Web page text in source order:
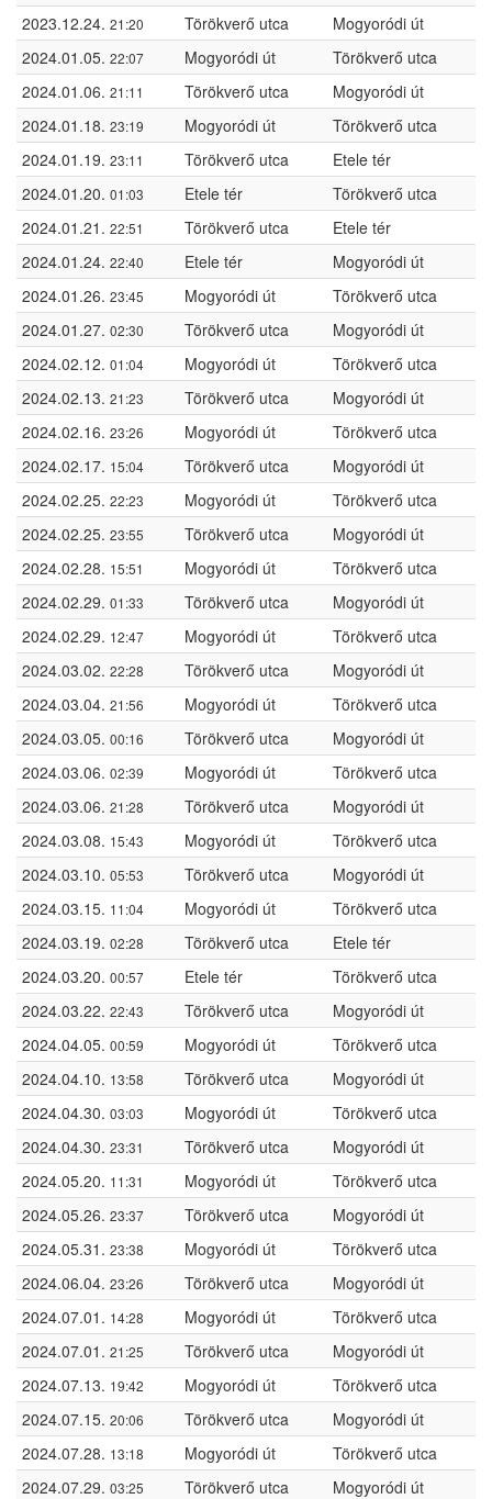
2023.12.24. 21:20 Törökverő utca
Mogyoródi út
2024.01.05. 22:07 Mogyoródi út
Törökverő utca
2024.01.06. 21:11 Törökverő utca
Mogyoródi út
2024.01.18. 23:19 Mogyoródi út
Törökverő utca
2024.01.19. 23:11 Törökverő utca
Etele tér
2024.01.20. 01:03 Etele tér
Törökverő utca
2024.01.21. 22:51 Törökverő utca
Etele tér
2024.01.24. 22:40 Etele tér
Mogyoródi út
2024.01.26. 23:45 Mogyoródi út
Törökverő utca
2024.01.27. 02:30 Törökverő utca
Mogyoródi út
2024.02.12. 01:04 Mogyoródi út
Törökverő utca
2024.02.13. 21:23 Törökverő utca
Mogyoródi út
2024.02.16. 23:26 Mogyoródi út
Törökverő utca
2024.02.17. 15:04 Törökverő utca
Mogyoródi út
2024.02.25. 22:23 Mogyoródi út
Törökverő utca
2024.02.25. 23:55 Törökverő utca
Mogyoródi út
2024.02.28. 15:51 Mogyoródi út
Törökverő utca
2024.02.29. 01:33 Törökverő utca
Mogyoródi út
2024.02.29. 12:47 Mogyoródi út
Törökverő utca
2024.03.02. 22:28 Törökverő utca
Mogyoródi út
2024.03.04. 21:56 Mogyoródi út
Törökverő utca
2024.03.05. 00:16 Törökverő utca
Mogyoródi út
2024.03.06. 02:39 Mogyoródi út
Törökverő utca
2024.03.06. 21:28 Törökverő utca
Mogyoródi út
2024.03.08. 15:43 Mogyoródi út
Törökverő utca
2024.03.10. 05:53 Törökverő utca
Mogyoródi út
2024.03.15. 11:04 Mogyoródi út
Törökverő utca
2024.03.19. 02:28 Törökverő utca
Etele tér
2024.03.20. 00:57 Etele tér
Törökverő utca
2024.03.22. 22:43 Törökverő utca
Mogyoródi út
2024.04.05. 00:59 Mogyoródi út
Törökverő utca
2024.04.10. 13:58 Törökverő utca
Mogyoródi út
2024.04.30. 03:03 Mogyoródi út
Törökverő utca
2024.04.30. 23:31 Törökverő utca
Mogyoródi út
2024.05.20. 11:31 Mogyoródi út
Törökverő utca
2024.05.26. 23:37 Törökverő utca
Mogyoródi út
2024.05.31. 23:38 Mogyoródi út
Törökverő utca
2024.06.04. 23:26 Törökverő utca
Mogyoródi út
2024.07.01. 14:28 Mogyoródi út
Törökverő utca
2024.07.01. 21:25 Törökverő utca
Mogyoródi út
2024.07.13. 19:42 Mogyoródi út
Törökverő utca
2024.07.15. 20:06 Törökverő utca
Mogyoródi út
2024.07.28. 13:18 Mogyoródi út
Törökverő utca
2024.07.29. 03:25 Törökverő utca
Mogyoródi út